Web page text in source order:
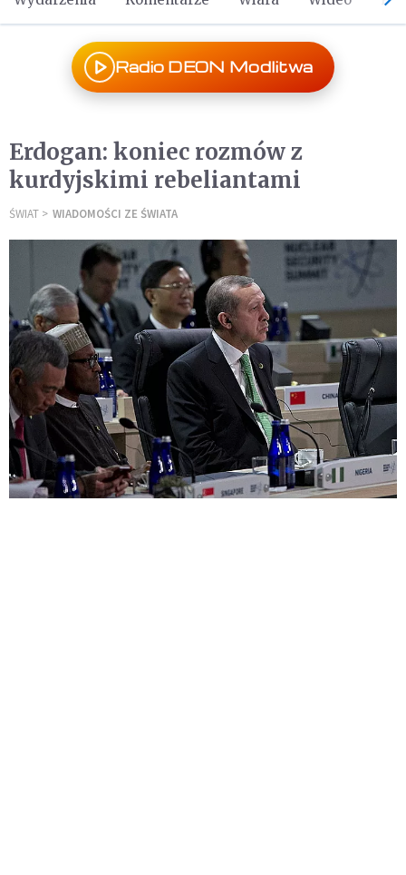
Radio DEON Modlitwa
Erdogan: koniec rozmów z
kurdyjskimi rebeliantami
ŚWIAT WIADOMOŚCI ZE ŚWIATA